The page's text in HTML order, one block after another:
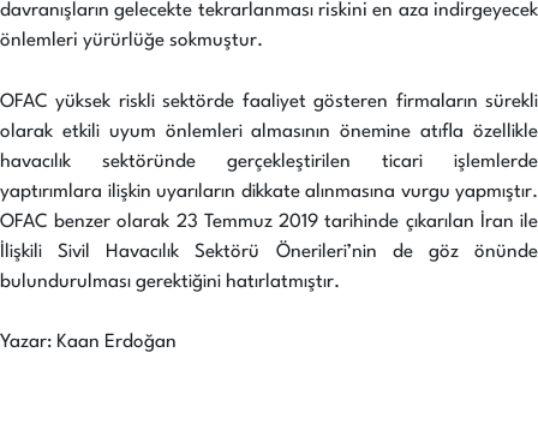
davranışların gelecekte tekrarlanması riskini en aza indirgeyecek
önlemleri yürürlüğe sokmuştur.
OFAC yüksek riskli sektörde faaliyet gösteren firmaların sürekli
olarak etkili uyum önlemleri almasının önemine atıfla özellikle
havacılık sektöründe gerçekleştirilen ticari işlemlerde
yaptırımlara ilişkin uyarıların dikkate alınmasına vurgu yapmıştır.
OFAC benzer olarak 23 Temmuz 2019 tarihinde çıkarılan İran ile
İlişkili Sivil Havacılık Sektörü Önerileri’nin de göz önünde
bulundurulması gerektiğini hatırlatmıştır.
Yazar: Kaan Erdoğan